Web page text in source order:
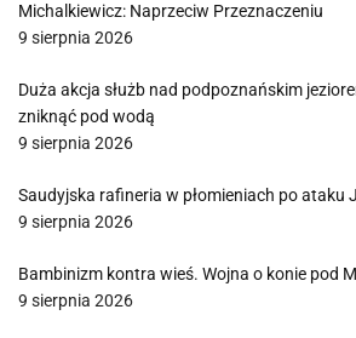
Michalkiewicz: Naprzeciw Przeznaczeniu
9 sierpnia 2026
Duża akcja służb nad podpoznańskim
zniknąć pod wodą
9 sierpnia 2026
Saudyjska rafineria w płomieniach po ataku
9 sierpnia 2026
Bambinizm kontra wieś. Wojna o konie pod
9 sierpnia 2026